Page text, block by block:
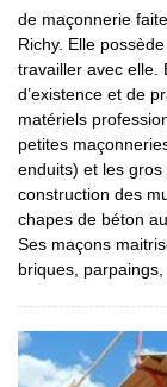
de maçonnerie
Richy. Elle
travailler avec elle.
d’existence et de
matériels
petites
enduits) et les
construction des
chapes de béton
Ses maçons
briques, parpaings,